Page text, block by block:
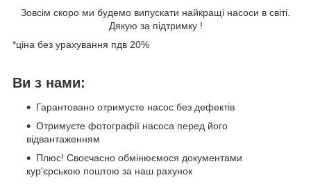
Зовсім скоро ми будемо випускати найкращі насоси в світі.
Дякую за підтримку !
*ціна без урахування пдв 20%
Ви з нами:
Гарантовано отримуєте насос без дефектів
Отримуєте фотографії насоса перед його
відвантаженням
Плюс! Своєчасно обмінюємося документами
кур'єрською поштою за наш рахунок